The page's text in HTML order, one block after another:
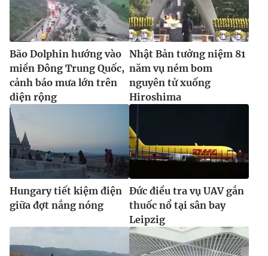
thông tin từ website này.
Bão Dolphin hướng vào
miền Đông Trung Quốc,
cảnh báo mưa lớn trên
diện rộng
Nhật Bản tưởng niệm 81
năm vụ ném bom
nguyên tử xuống
Hiroshima
Hungary tiết kiệm điện
giữa đợt nắng nóng
Đức điều tra vụ UAV gắn
thuốc nổ tại sân bay
Leipzig